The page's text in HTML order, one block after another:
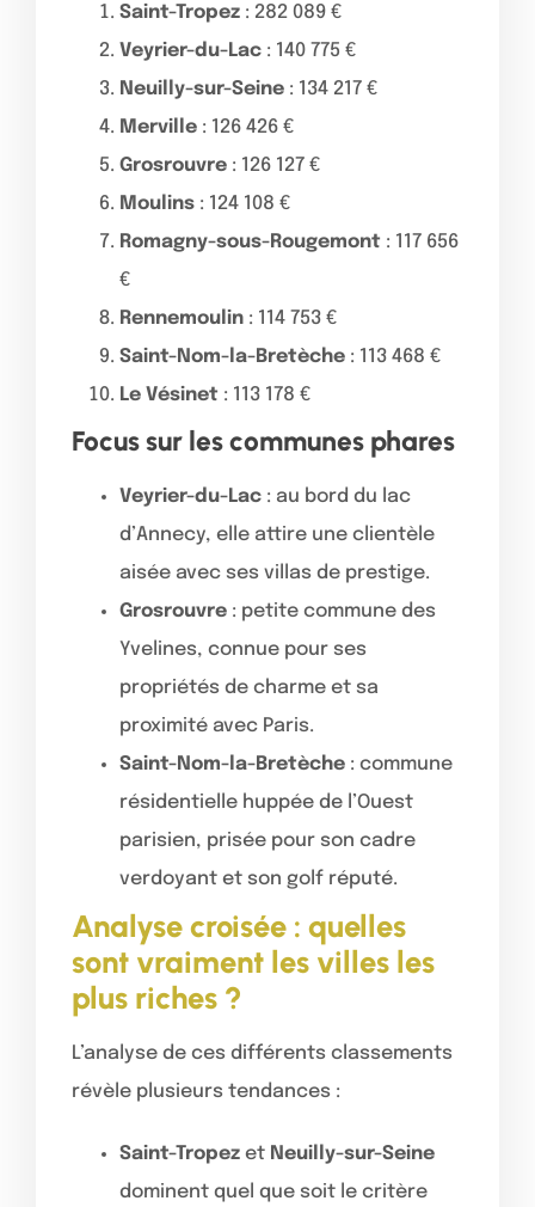
Saint-Tropez : 282 089 €
Veyrier-du-Lac : 140 775 €
Neuilly-sur-Seine : 134 217 €
Merville : 126 426 €
Grosrouvre : 126 127 €
Moulins : 124 108 €
Romagny-sous-Rougemont : 117 656
€
Rennemoulin : 114 753 €
Saint-Nom-la-Bretèche : 113 468 €
Le Vésinet : 113 178 €
Focus sur les communes phares
Veyrier-du-Lac : au bord du lac
d’Annecy, elle attire une clientèle
aisée avec ses villas de prestige.
Grosrouvre : petite commune des
Yvelines, connue pour ses
propriétés de charme et sa
proximité avec Paris.
Saint-Nom-la-Bretèche : commune
résidentielle huppée de l’Ouest
parisien, prisée pour son cadre
verdoyant et son golf réputé.
Analyse croisée : quelles
sont vraiment les villes les
plus riches ?
L’analyse de ces différents classements
révèle plusieurs tendances :
Saint-Tropez et Neuilly-sur-Seine
dominent quel que soit le critère